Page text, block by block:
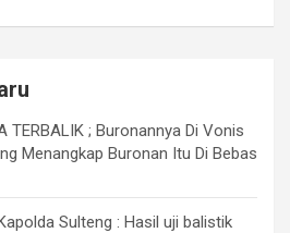
TERBALIK ; Buronannya Di Vonis
Menangkap Buronan Itu Di Bebas
Sulteng : Hasil uji balistik